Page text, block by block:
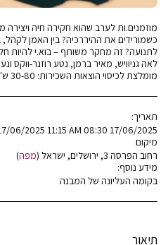
מוזמנים.ות לערב שהוא חקירה חיה
כשמורידים את ההיררכיה? בין האמן לקהל,
לתנועה? זה מחקר משותף – בוא.י להיות
לאה גניוויש, מאיר ברמן, נטע רוזנר-ווקס
מומלצת לכיסוי הוצאות השכירות: 30-80 ש"ח
תאריך:
17/06/2025 08:30 PM - 17/06/2025 11:15 AM
מיקום
רחוב הפרסה 3, ירושלים, ישראל (
מפה)
מידע נוסף:
בקומה העליונה של המבנה
תיאור